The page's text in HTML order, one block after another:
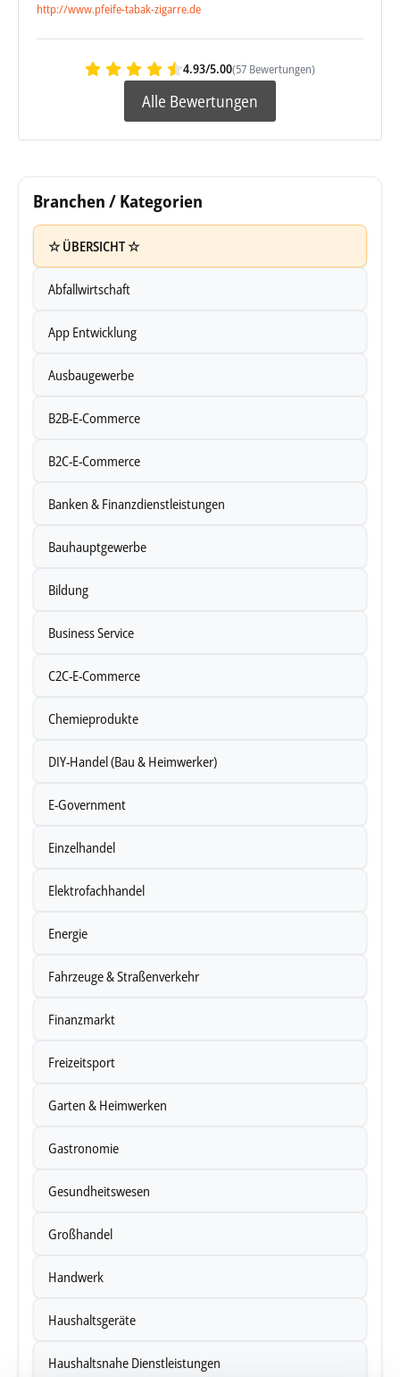
http://www.pfeife-tabak-zigarre.de
4.93/5.00(57 Bewertungen)
Alle Bewertungen
Branchen / Kategorien
☆ ÜBERSICHT ☆
Abfallwirtschaft
App Entwicklung
Ausbaugewerbe
B2B-E-Commerce
B2C-E-Commerce
Banken & Finanzdienstleistungen
Bauhauptgewerbe
Bildung
Business Service
C2C-E-Commerce
Chemieprodukte
DIY-Handel (Bau & Heimwerker)
E-Government
Einzelhandel
Elektrofachhandel
Energie
Fahrzeuge & Straßenverkehr
Finanzmarkt
Freizeitsport
Garten & Heimwerken
Gastronomie
Gesundheitswesen
Großhandel
Handwerk
Haushaltsgeräte
Haushaltsnahe Dienstleistungen